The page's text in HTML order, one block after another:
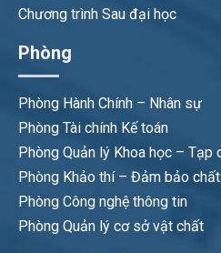
Chương trình Sau đại học
Phòng
Phòng Hành Chính – Nhân sự
Phòng Tài chính Kế toán
Phòng Quản lý Khoa học – Tạp
Phòng Khảo thí – Đảm bảo
Phòng Công nghệ thông tin
Phòng Quản lý cơ sở vật chất